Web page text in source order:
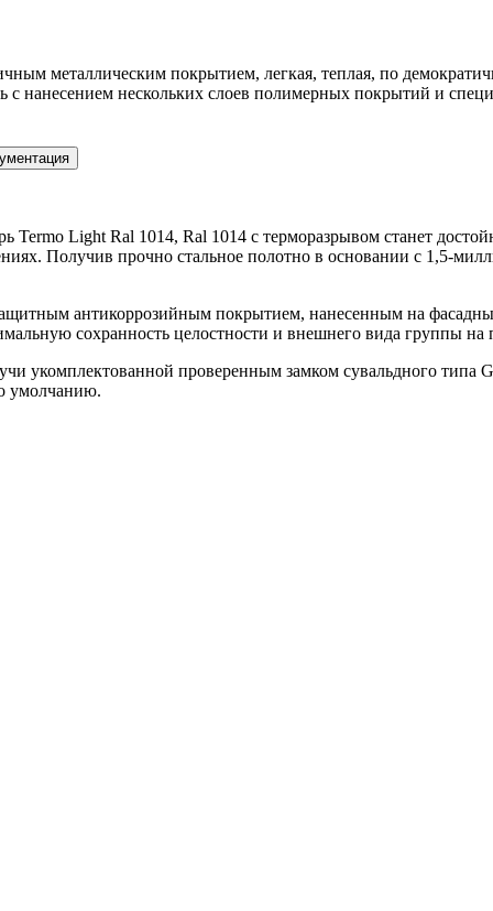
металлическим покрытием, легкая, теплая, по
с нанесением нескольких слоев полимерных покрытий и
Termo Light Ral 1014, Ral 1014 с терморазрывом станет
Получив прочно стальное полотно в основании с 1,5-
антикоррозийным покрытием, нанесенным на
сохранность целостности и внешнего вида группы на
укомплектованной проверенным замком сувальдного типа
умолчанию.